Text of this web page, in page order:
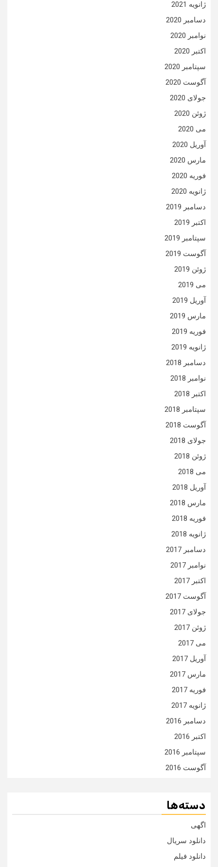
ژانویه 2021
دسامبر 2020
نوامبر 2020
اکتبر 2020
سپتامبر 2020
آگوست 2020
جولای 2020
ژوئن 2020
می 2020
آوریل 2020
مارس 2020
فوریه 2020
ژانویه 2020
دسامبر 2019
اکتبر 2019
سپتامبر 2019
آگوست 2019
ژوئن 2019
می 2019
آوریل 2019
مارس 2019
فوریه 2019
ژانویه 2019
دسامبر 2018
نوامبر 2018
اکتبر 2018
سپتامبر 2018
آگوست 2018
جولای 2018
ژوئن 2018
می 2018
آوریل 2018
مارس 2018
فوریه 2018
ژانویه 2018
دسامبر 2017
نوامبر 2017
اکتبر 2017
آگوست 2017
جولای 2017
ژوئن 2017
می 2017
آوریل 2017
مارس 2017
فوریه 2017
ژانویه 2017
دسامبر 2016
اکتبر 2016
سپتامبر 2016
آگوست 2016
دسته‌ها
اگهی
دانلود سریال
دانلود فیلم